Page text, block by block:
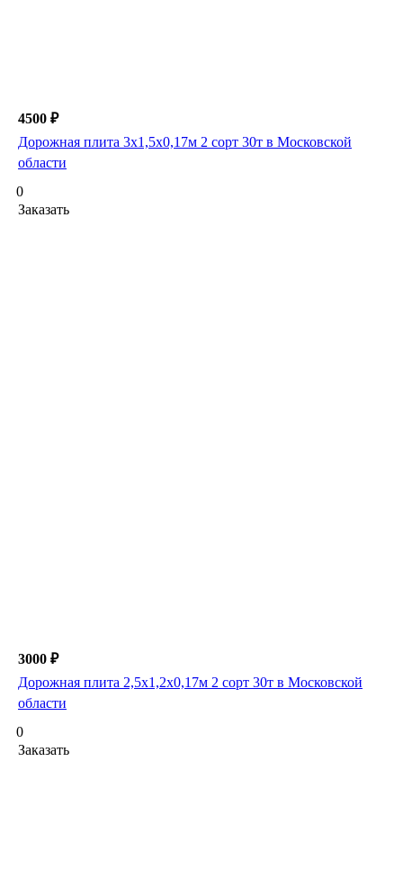
4500 ₽
Дорожная плита 3х1,5х0,17м 2 сорт 30т в Московской
области
0
Заказать
3000 ₽
Дорожная плита 2,5х1,2х0,17м 2 сорт 30т в Московской
области
0
Заказать